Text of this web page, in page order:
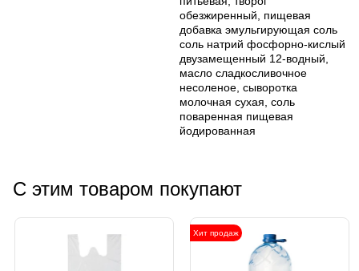
обезжиренный, пищевая
добавка эмульгирующая соль
соль натрий фосфорно-кислый
двузамещенный 12-водный,
масло сладкосливочное
несоленое, сыворотка
молочная сухая, соль
поваренная пищевая
йодированная
С этим товаром покупают
Хит продаж